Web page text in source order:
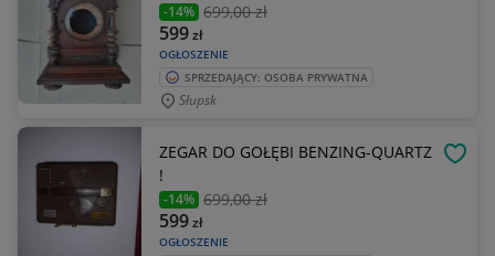
-14% 699,00 zł
OGŁOSZENIE
599zł
SPRZEDAJĄCY: OSOBA PRYWATNA
Słupsk
ZEGAR DO GOŁĘBI BENZING-QUARTZ
!
-14% 699,00 zł
OGŁOSZENIE
599zł